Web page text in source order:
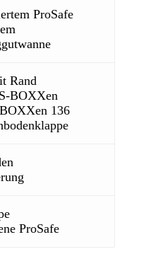
ProSafe
Rand
BOXXen
136
ProSafe